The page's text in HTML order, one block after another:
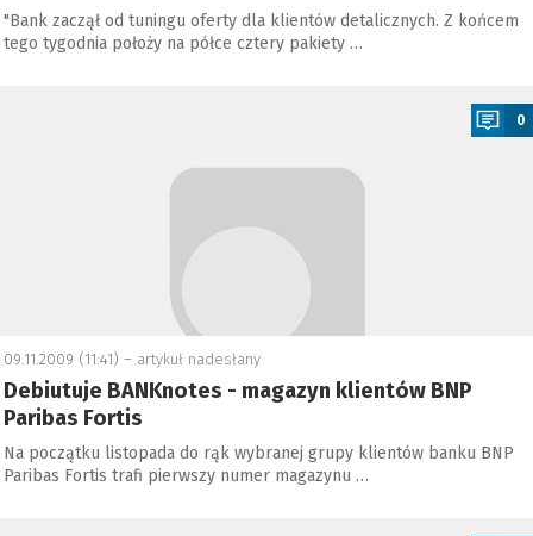
"Bank zaczął od tuningu oferty dla klientów detalicznych. Z końcem
tego tygodnia położy na półce cztery pakiety …
0
09.11.2009 (11:41) – artykuł nadesłany
Debiutuje BANKnotes - magazyn klientów BNP
Paribas Fortis
Na początku listopada do rąk wybranej grupy klientów banku BNP
Paribas Fortis trafi pierwszy numer magazynu …